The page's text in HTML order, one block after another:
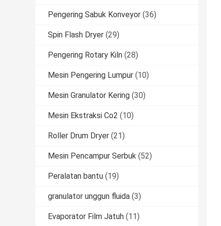
Pengering Sabuk Konveyor (36)
Spin Flash Dryer (29)
Pengering Rotary Kiln (28)
Mesin Pengering Lumpur (10)
Mesin Granulator Kering (30)
Mesin Ekstraksi Co2 (10)
Roller Drum Dryer (21)
Mesin Pencampur Serbuk (52)
Peralatan bantu (19)
granulator unggun fluida (3)
Evaporator Film Jatuh (11)